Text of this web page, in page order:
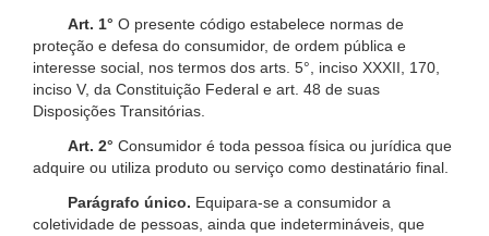
Art. 1° O presente código estabelece normas de
proteção e defesa do consumidor, de ordem pública e
interesse social, nos termos dos arts. 5°, inciso XXXII, 170,
inciso V, da Constituição Federal e art. 48 de suas
Disposições Transitórias.
Art. 2° Consumidor é toda pessoa física ou jurídica que
adquire ou utiliza produto ou serviço como destinatário final.
Parágrafo único. Equipara-se a consumidor a
coletividade de pessoas, ainda que indetermináveis, que